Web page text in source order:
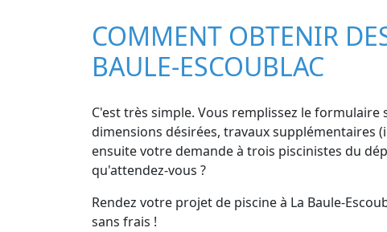
COMMENT OBTENIR
BAULE-ESCOUBLAC
C'est très simple. Vous remplissez le
dimensions désirées, travaux supplémentaires
ensuite votre demande à trois piscinistes du
qu'attendez-vous ?
Rendez votre projet de piscine à La Baule-
sans frais !